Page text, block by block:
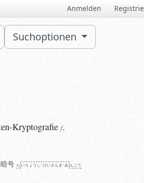
Anmelden
Suchoptionen
Kryptografie f.
号 たいりょう し･けいさんき･あんごう